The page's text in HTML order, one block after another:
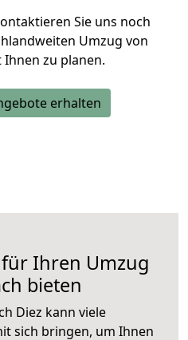
Sie uns noch
Umzug von
zu planen.
erhalten
Ihren Umzug
bieten
Diez kann viele
sich bringen, um Ihnen